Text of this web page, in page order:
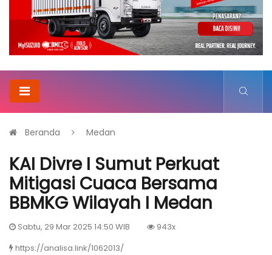
Beranda Medan
KAI Divre I Sumut Perkuat
Mitigasi Cuaca Bersama
BBMKG Wilayah I Medan
Sabtu, 29 Mar 2025 14:50 WIB
943x
https://analisa.link/1062013/